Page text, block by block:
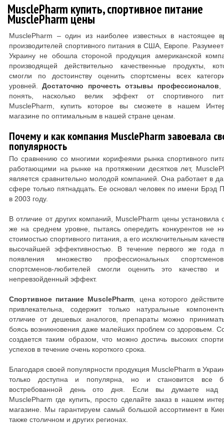
MusclePharm купить, спортивное питание
MusclePharm цены
MusclePharm – один из наиболее известных в настоящее
производителей спортивного питания в США, Европе.
Украину не обошла стороной продукция американской
производящей действительно качественные продукты,
смогли по достоинству оценить спортсмены всех
уровней.Достаточно прочесть отзывы профессионалов
понять, насколько велик эффект от спортивного
MusclePharm, купить которое вы сможете в нашем
магазине по оптимальным в нашей стране ценам.
Почему и как компания MusclePharm завоевала
популярность
По сравнению со многими корифеями рынка спортивного
работающими на рынке на протяжении десятков лет,
является сравнительно молодой компанией. Она работает в
сфере только пятнадцать. Ее основал человек по имени Брэд
в 2003 году.
В отличие от других компаний, MusclePharm цены установила
же на среднем уровне, пытаясь опередить конкурентов не
стоимостью спортивного питания, а его исключительным
высочайшей эффективностью. В течение первого же года
появления множество профессиональных
спортсменов-любителей смогли оценить это качество и
непревзойденный эффект.
Спортивное питание MusclePharm , цена которого
привлекательна, содержит только натуральные
отличие от дешевых аналогов, препараты можно
боясь возникновения даже малейших проблем со здоровьем.
создается таким образом, что можно достичь высоких
успехов в течение очень короткого срока.
Благодаря своей популярности продукция MusclePharm в
только доступна и популярна, но и становится все
востребованной день ото дня. Если вы думаете над
MusclePharm где купить, просто сделайте заказ в нашем
магазине. Мы гарантируем самый большой ассортимент в
также столичном и других регионах.